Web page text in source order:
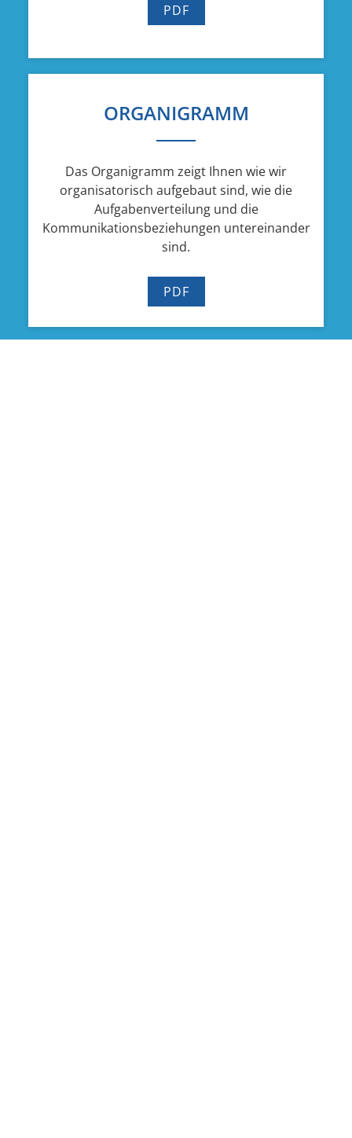
PDF
ORGANIGRAMM
Das Organigramm zeigt Ihnen wie wir
organisatorisch aufgebaut sind, wie die
Aufgabenverteilung und die
Kommunikationsbeziehungen untereinander
sind.
PDF